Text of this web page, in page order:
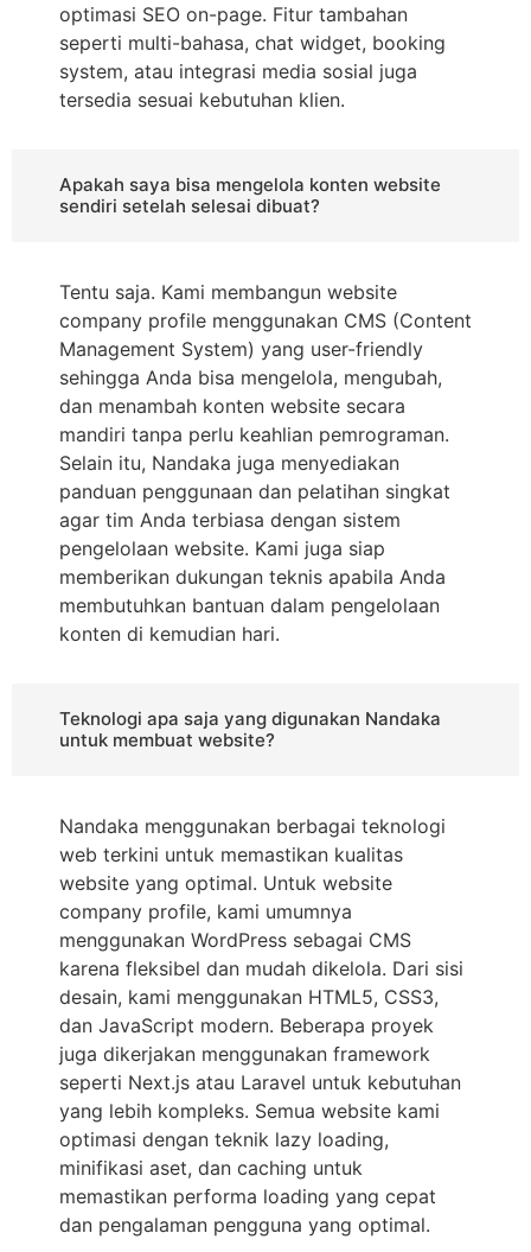
optimasi SEO on-page. Fitur tambahan
seperti multi-bahasa, chat widget, booking
system, atau integrasi media sosial juga
tersedia sesuai kebutuhan klien.
Apakah saya bisa mengelola konten website
sendiri setelah selesai dibuat?
Tentu saja. Kami membangun website
company profile menggunakan CMS (Content
Management System) yang user-friendly
sehingga Anda bisa mengelola, mengubah,
dan menambah konten website secara
mandiri tanpa perlu keahlian pemrograman.
Selain itu, Nandaka juga menyediakan
panduan penggunaan dan pelatihan singkat
agar tim Anda terbiasa dengan sistem
pengelolaan website. Kami juga siap
memberikan dukungan teknis apabila Anda
membutuhkan bantuan dalam pengelolaan
konten di kemudian hari.
Teknologi apa saja yang digunakan Nandaka
untuk membuat website?
Nandaka menggunakan berbagai teknologi
web terkini untuk memastikan kualitas
website yang optimal. Untuk website
company profile, kami umumnya
menggunakan WordPress sebagai CMS
karena fleksibel dan mudah dikelola. Dari sisi
desain, kami menggunakan HTML5, CSS3,
dan JavaScript modern. Beberapa proyek
juga dikerjakan menggunakan framework
seperti Next.js atau Laravel untuk kebutuhan
yang lebih kompleks. Semua website kami
optimasi dengan teknik lazy loading,
minifikasi aset, dan caching untuk
memastikan performa loading yang cepat
dan pengalaman pengguna yang optimal.